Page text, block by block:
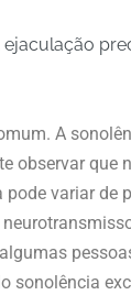
ejaculação
A
observar que
variar de
sonolência